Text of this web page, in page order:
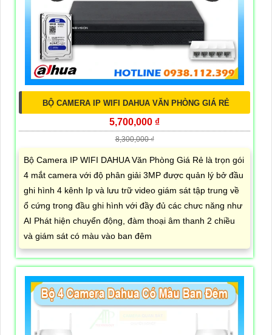
BỘ CAMERA IP WIFI DAHUA VĂN PHÒNG GIÁ RẺ
5,700,000 ₫
8,300,000 ₫
Bộ Camera IP WIFI DAHUA Văn Phòng Giá Rẻ là trọn gói
4 mắt camera với độ phân giải 3MP được quản lý bở đầu
ghi hình 4 kênh Ip và lưu trữ video giám sát tập trung về
ổ cứng trong đầu ghi hình với đầy đủ các chưc năng như
AI Phát hiện chuyển động, đàm thoại âm thanh 2 chiều
và giám sát có màu vào ban đêm